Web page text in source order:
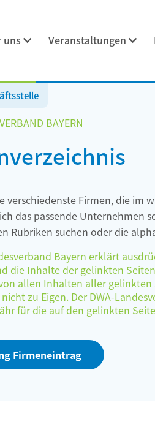
uns Veranstaltungen
BAYERN
verschiedenste Firmen, die im
das passende Unternehmen
Rubriken suchen oder die
Bayern erklärt
die Inhalte der gelinkten
allen Inhalten aller
zu Eigen. Der DWA-
für die auf den gelinkten
Firmeneintrag